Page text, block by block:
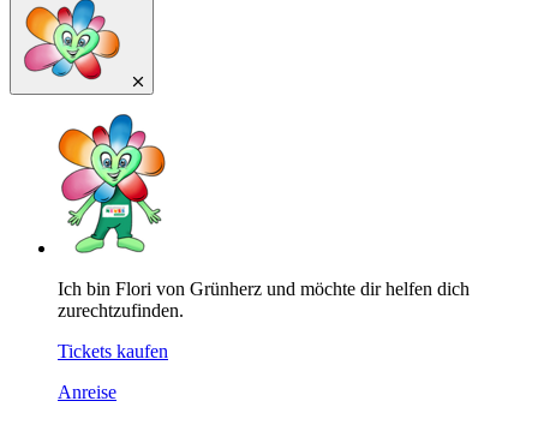
Ich bin Flori von Grünherz und möchte dir helfen dich
zurechtzufinden.
Tickets kaufen
Anreise